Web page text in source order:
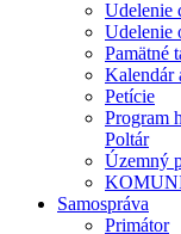
Udelenie
Udelenie
Pamätné
Kalendár
Petície
Program
Poltár
Územný
Samospráva
Primátor